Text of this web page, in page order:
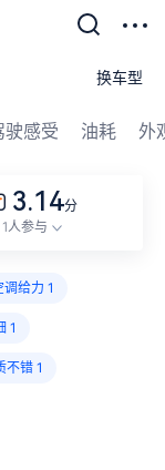
换车型
驶感受 油耗 外
3.14分
1人参与
调给力 1
1
不错 1